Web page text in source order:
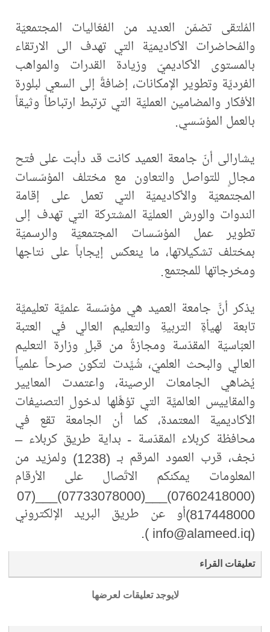
المُلتقى تضمّن العديد من الفعّاليات المجتمعيّة
والمُحاضرات الأكاديميّة التي تهدف الى الارتقاء
بالمستوى الأكاديميّ وزيادة القدرات والمواهب
الفرديّة وتطوير الإمكانات، إضافةً إلى السعي لبلورة
الأفكار والمضامين العمليّة التي ترتبط ارتباطاً وثيقاً
بالعمل المؤسّسي.
يشارالى أنّ جامعة العميد كانت قد دأبت على فتح
مجالٍ للتواصل والتعاون مع مختلف المؤسّسات
المجتمعيّة والأكاديميّة التي تعمل على إقامة
الندوات والورش العمليّة المشتركة التي تهدف إلى
تطوير عمل المؤسّسات المجتمعيّة والرسميّة
بمختلف تشكيلاتها، ما ينعكس إيجاباً على نتاجها
ومخرجاتها للمجتمع.
يذكر أنَّ جامعة العميد هي مؤسّسة علميَّة تعليميَّة
تابعة لهيأةِ التربيةِ والتعليم العالي في العتبة
العبّاسيّة المقدّسة ومجازةٌ من قبلِ وزارة التعليم
العالي والبحث العلميّ، شُيِّدت لتكون صرحاً علمياً
يُضاهي الجامعات الرصينة، واعتمدت المعايير
والمقاييس العالميَّة التي تؤهِّلها لدخولِ التصنيفات
الأكاديمية المعتمدة، كما أن الجامعة تقع في
محافظة كربلاء المقدّسة - بداية طريق كربلاء –
نجف، قرب العمود المرقم بـ (1238) ولمزيد من
المعلومات يمكنكم الاتّصال على الأرقام
(07602418000)___(07733078000)___(07
817448000)أو عن طريق البريد الإلكتروني
(info@alameed.iq ).
تعليقات القراء
لايوجد تعليقات لعرضها